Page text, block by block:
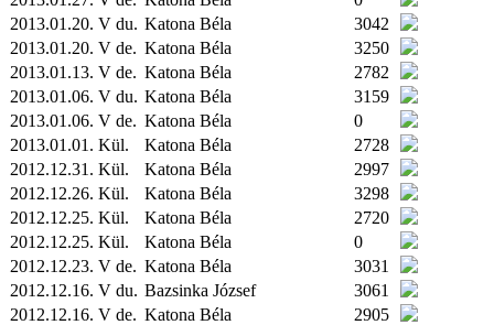
2013.01.20. V du. Katona Béla
3042
2013.01.20. V de. Katona Béla
3250
2013.01.13. V de. Katona Béla
2782
2013.01.06. V du. Katona Béla
3159
2013.01.06. V de. Katona Béla
0
2013.01.01. Kül. Katona Béla
2728
2012.12.31. Kül. Katona Béla
2997
2012.12.26. Kül. Katona Béla
3298
2012.12.25. Kül. Katona Béla
2720
2012.12.25. Kül. Katona Béla
0
2012.12.23. V de. Katona Béla
3031
2012.12.16. V du. Bazsinka József
3061
2012.12.16. V de. Katona Béla
2905